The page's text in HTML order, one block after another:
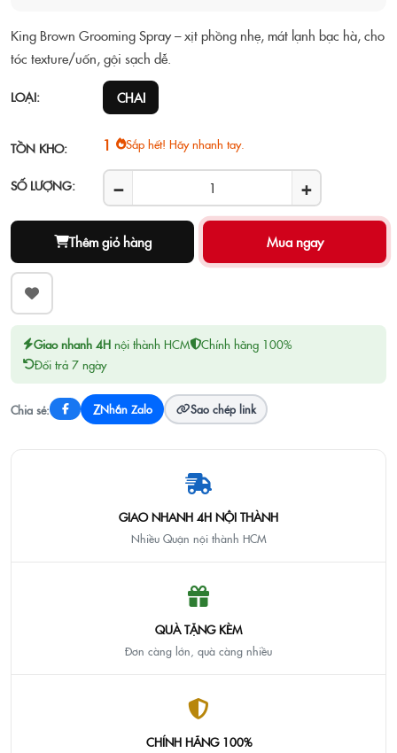
King Brown Grooming Spray – xịt phồng nhẹ, mát lạnh bạc hà, cho
tóc texture/uốn, gội sạch dễ.
LOẠI: CHAI
TỒN KHO: 1 Sắp hết! Hãy nhanh tay.
SỐ LƯỢNG: − +
Thêm giỏ hàng
Giao nhanh 4H nội thành HCM
Chính hãng 100%
Đổi trả 7 ngày
Chia sẻ: ZNhắn Zalo Sao chép link
GIAO NHANH 4H NỘI THÀNH
Nhiều Quận nội thành HCM
QUÀ TẶNG KÈM
Đơn càng lớn, quà càng nhiều
CHÍNH HÃNG 100%